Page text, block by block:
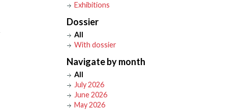
Exhibitions
Dossier
All
With dossier
Navigate by month
All
July 2026
June 2026
May 2026